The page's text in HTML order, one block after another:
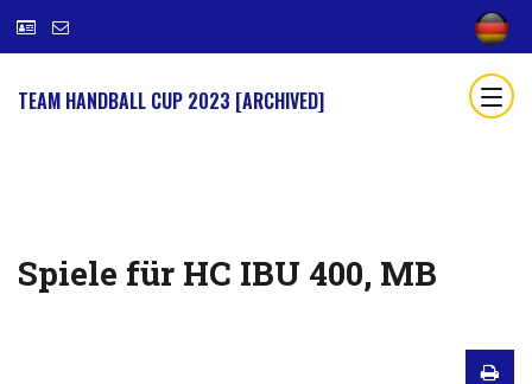
TEAM HANDBALL CUP 2023 [ARCHIVED]
Spiele für HC IBU 400, MB